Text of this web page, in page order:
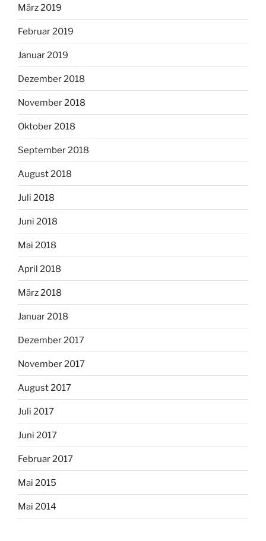
März 2019
Februar 2019
Januar 2019
Dezember 2018
November 2018
Oktober 2018
September 2018
August 2018
Juli 2018
Juni 2018
Mai 2018
April 2018
März 2018
Januar 2018
Dezember 2017
November 2017
August 2017
Juli 2017
Juni 2017
Februar 2017
Mai 2015
Mai 2014